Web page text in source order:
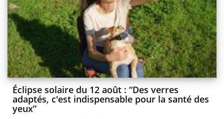
Éclipse solaire du 12 août : “Des verres
adaptés, c'est indispensable pour la santé des
yeux”